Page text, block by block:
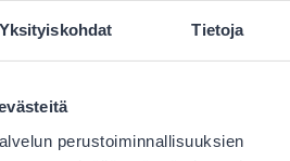
Yksityiskohdat Tietoja
perustoiminnallisuuksien